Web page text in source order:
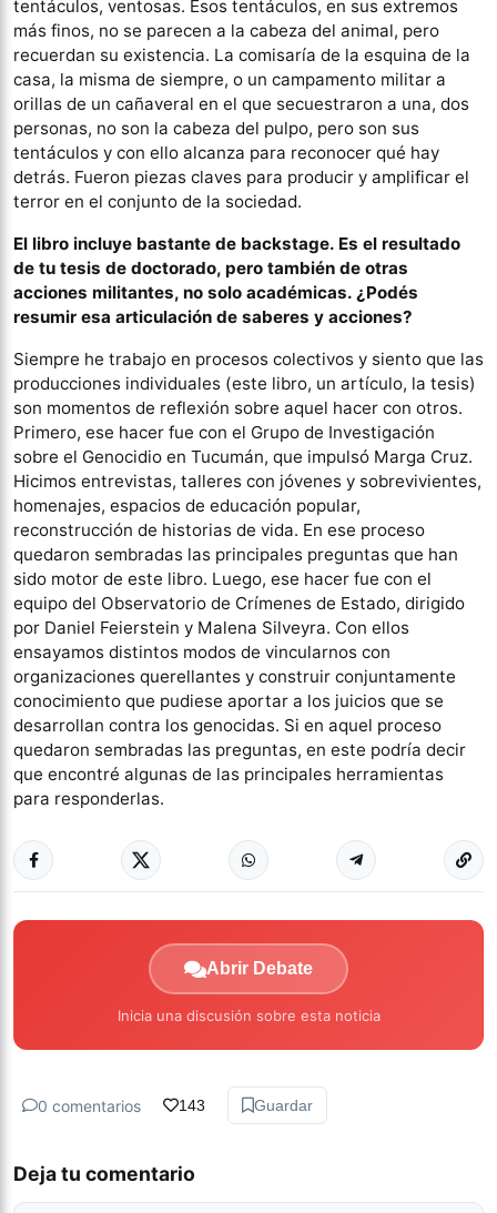
tentáculos, ventosas. Esos tentáculos, en sus extremos
más finos, no se parecen a la cabeza del animal, pero
recuerdan su existencia. La comisaría de la esquina de la
casa, la misma de siempre, o un campamento militar a
orillas de un cañaveral en el que secuestraron a una, dos
personas, no son la cabeza del pulpo, pero son sus
tentáculos y con ello alcanza para reconocer qué hay
detrás. Fueron piezas claves para producir y amplificar el
terror en el conjunto de la sociedad.
El libro incluye bastante de backstage. Es el resultado
de tu tesis de doctorado, pero también de otras
acciones militantes, no solo académicas. ¿Podés
resumir esa articulación de saberes y acciones?
Siempre he trabajo en procesos colectivos y siento que las
producciones individuales (este libro, un artículo, la tesis)
son momentos de reflexión sobre aquel hacer con otros.
Primero, ese hacer fue con el Grupo de Investigación
sobre el Genocidio en Tucumán, que impulsó Marga Cruz.
Hicimos entrevistas, talleres con jóvenes y sobrevivientes,
homenajes, espacios de educación popular,
reconstrucción de historias de vida. En ese proceso
quedaron sembradas las principales preguntas que han
sido motor de este libro. Luego, ese hacer fue con el
equipo del Observatorio de Crímenes de Estado, dirigido
por Daniel Feierstein y Malena Silveyra. Con ellos
ensayamos distintos modos de vincularnos con
organizaciones querellantes y construir conjuntamente
conocimiento que pudiese aportar a los juicios que se
desarrollan contra los genocidas. Si en aquel proceso
quedaron sembradas las preguntas, en este podría decir
que encontré algunas de las principales herramientas
para responderlas.
Abrir Debate
Inicia una discusión sobre esta noticia
0 comentarios 143 Guardar
Deja tu comentario